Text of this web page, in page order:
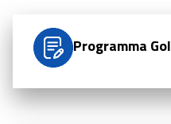
Programma Gol